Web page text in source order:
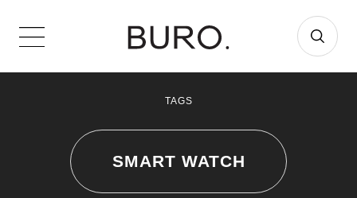
TAGS
SMART WATCH